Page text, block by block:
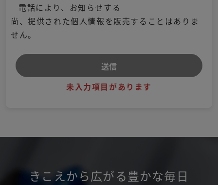
電話により、お知らせする
尚、提供された個人情報を販売することはありま
せん。
未入力項目があります
きこえから広がる豊かな毎日